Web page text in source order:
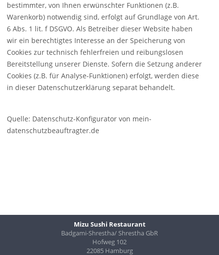
bestimmter, von Ihnen erwünschter Funktionen (z.B.
Warenkorb) notwendig sind, erfolgt auf Grundlage von Art.
6 Abs. 1 lit. f DSGVO. Als Betreiber dieser Website haben
wir ein berechtigtes Interesse an der Speicherung von
Cookies zur technisch fehlerfreien und reibungslosen
Bereitstellung unserer Dienste. Sofern die Setzung anderer
Cookies (z.B. für Analyse-Funktionen) erfolgt, werden diese
in dieser Datenschutzerklärung separat behandelt.
Quelle: Datenschutz-Konfigurator von mein-
datenschutzbeauftragter.de
Mizu Sushi Restaurant
Badgami-Shrestha/ Shrestha GbR
Hofweg 102
22085 Hamburg